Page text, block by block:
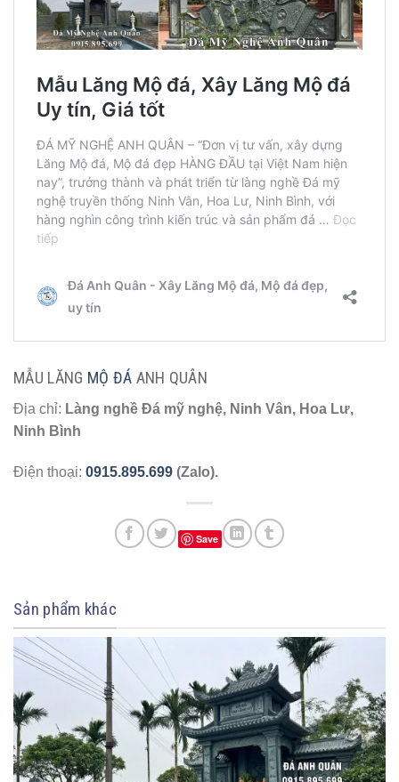
MẪU LĂNG MỘ ĐÁ ANH QUÂN
Địa chỉ: Làng nghề Đá mỹ nghệ, Ninh Vân, Hoa Lư,
Ninh Bình
Điện thoại: 0915.895.699 (Zalo).
Save
Sản phẩm khác